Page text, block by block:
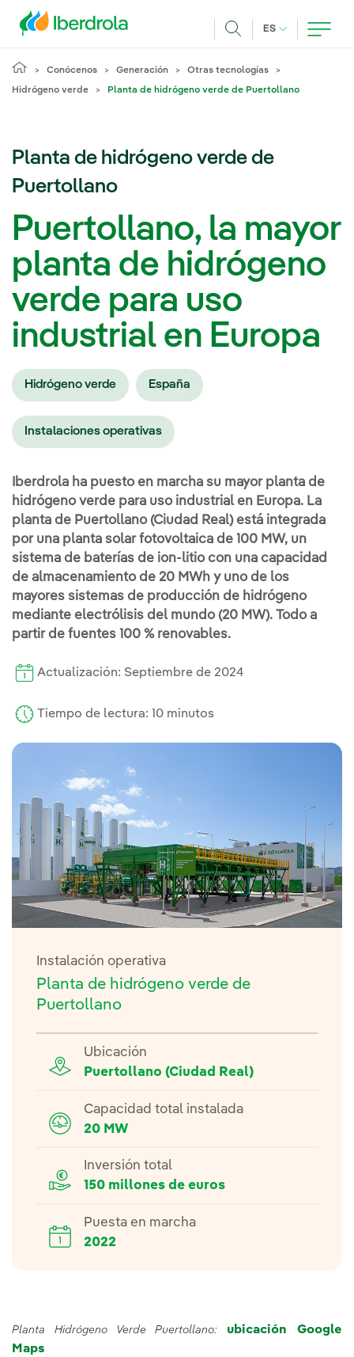
ES IDIOMA
Conócenos Generación Otras tecnologías
Hidrógeno verde Planta de hidrógeno verde de Puertollano
Planta de hidrógeno verde de
Puertollano
Puertollano, la mayor
planta de hidrógeno
verde para uso
industrial en Europa
Hidrógeno verde España
Instalaciones operativas
Iberdrola ha puesto en marcha su mayor planta de
hidrógeno verde para uso industrial en Europa. La
planta de Puertollano (Ciudad Real) está integrada
por una planta solar fotovoltaica de 100 MW, un
sistema de baterías de ion-litio con una capacidad
de almacenamiento de 20 MWh y uno de los
mayores sistemas de producción de hidrógeno
mediante electrólisis del mundo (20 MW). Todo a
partir de fuentes 100 % renovables.
Actualización: Septiembre de 2024
Tiempo de lectura: 10 minutos
Instalación operativa
Planta de hidrógeno verde de
Puertollano
Ubicación
Puertollano (Ciudad Real)
Capacidad total instalada
20 MW
Inversión total
150 millones de euros
Puesta en marcha
2022
Planta Hidrógeno Verde Puertollano: ubicación Google
Maps